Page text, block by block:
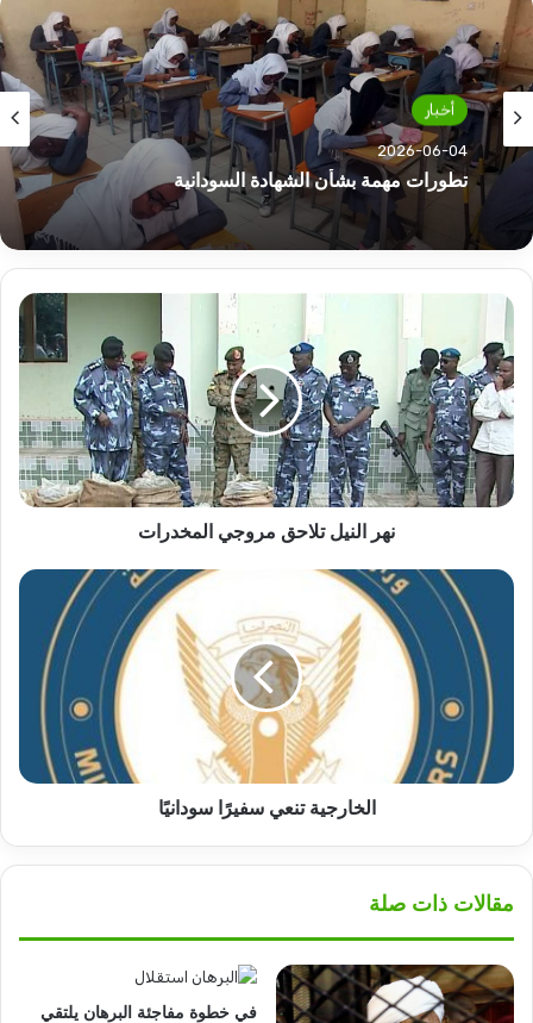
أخبار
2026-06-04
تطورات مهمة بشأن الشهادة السودانية
مواضيع هامة
2026-06-03
بيان مهم من مجلس المهن الموسيقية
نهر
النيل
تلاحق
مروجي
المخدرات
نهر النيل تلاحق مروجي المخدرات
الخارجية
سفيرًا
سودانيًا
الخارجية تنعي سفيرًا سودانيًا
مقالات ذات صلة
في خطوة مفاجئة البرهان يلتقي